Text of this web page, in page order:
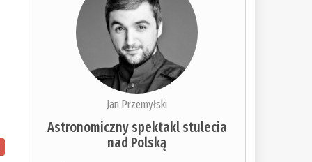
Jan Przemyłski
Astronomiczny spektakl stulecia
nad Polską